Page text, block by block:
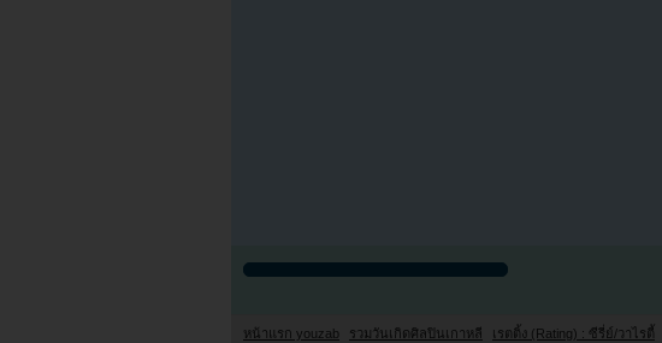
หน้าแรก youzab รวมวันเกิดศิลปินเกาหลี เรตติ้ง (Rating) : ซีรี่ย์/วาไรตี้